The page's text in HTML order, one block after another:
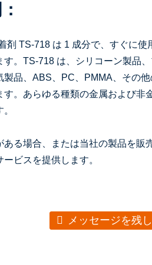
剤 TS-718 は 1 成分で、すぐに使
す。TS-718 は、シリコーン製品
製品、ABS、PC、PMMA、その
す。あらゆる種類の金属および非
る場合、または当社の製品を販
ビスを提供します。
メッセージを残